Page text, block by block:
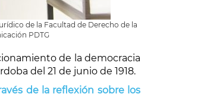
de la Facultad de Derecho de la
PDTG
de la democracia
del 21 de junio de 1918.
de la reflexión sobre los